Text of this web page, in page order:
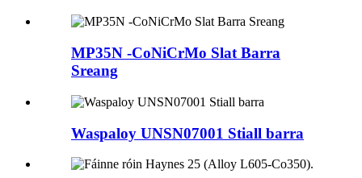
MP35N -CoNiCrMo Slat Barra
Sreang
Waspaloy UNSN07001 Stiall barra